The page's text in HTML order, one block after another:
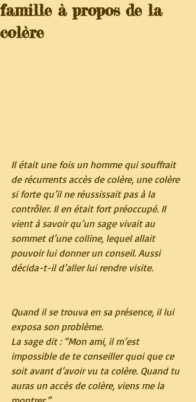
famille à propos de la
colère
Il était une fois un homme qui souffrait
de récurrents accès de colère, une colère
si forte qu’il ne réussissait pas à la
contrôler. Il en était fort préoccupé. Il
vient à savoir qu’un sage vivait au
sommet d’une colline, lequel allait
pouvoir lui donner un conseil. Aussi
décida-t-il d’aller lui rendre visite.
Quand il se trouva en sa présence, il lui
exposa son problème.
La sage dit : “Mon ami, il m’est
impossible de te conseiller quoi que ce
soit avant d’avoir vu ta colère. Quand tu
auras un accès de colère, viens me la